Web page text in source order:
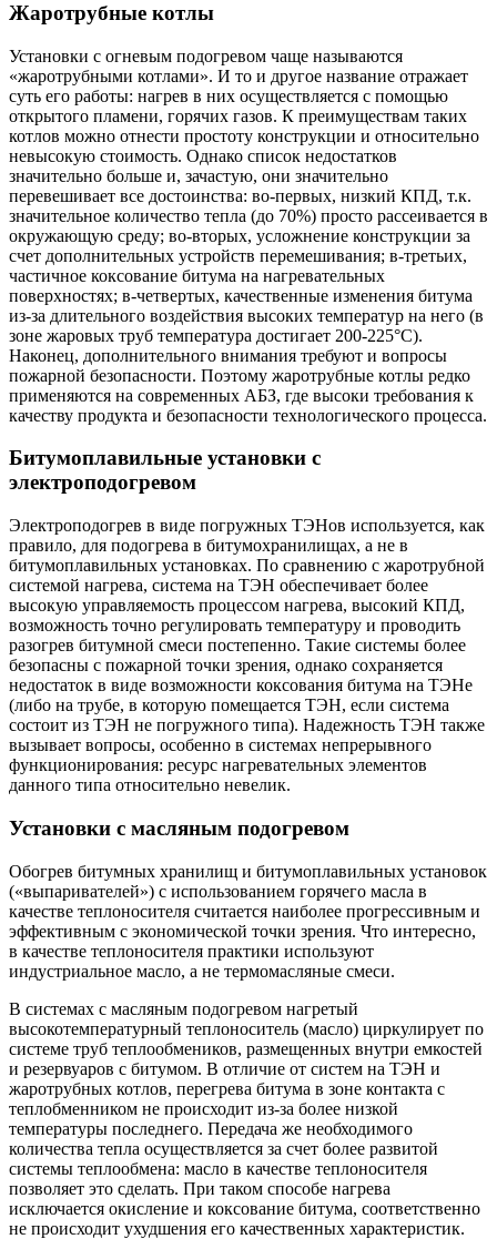
Жаротрубные котлы
Установки с огневым подогревом чаще называются
«жаротрубными котлами». И то и другое название отражает
суть его работы: нагрев в них осуществляется c помощью
открытого пламени, горячих газов. К преимуществам таких
котлов можно отнести простоту конструкции и относительно
невысокую стоимость. Однако список недостатков
значительно больше и, зачастую, они значительно
перевешивает все достоинства: во-первых, низкий КПД, т.к.
значительное количество тепла (до 70%) просто рассеивается в
окружающую среду; во-вторых, усложнение конструкции за
счет дополнительных устройств перемешивания; в-третьих,
частичное коксование битума на нагревательных
поверхностях; в-четвертых, качественные изменения битума
из-за длительного воздействия высоких температур на него (в
зоне жаровых труб температура достигает 200-225°С).
Наконец, дополнительного внимания требуют и вопросы
пожарной безопасности. Поэтому жаротрубные котлы редко
применяются на современных АБЗ, где высоки требования к
качеству продукта и безопасности технологического процесса.
Битумоплавильные установки с
электроподогревом
Электроподогрев в виде погружных ТЭНов используется, как
правило, для подогрева в битумохранилищах, а не в
битумоплавильных установках. По сравнению с жаротрубной
системой нагрева, система на ТЭН обеспечивает более
высокую управляемость процессом нагрева, высокий КПД,
возможность точно регулировать температуру и проводить
разогрев битумной смеси постепенно. Такие системы более
безопасны с пожарной точки зрения, однако сохраняется
недостаток в виде возможности коксования битума на ТЭНе
(либо на трубе, в которую помещается ТЭН, если система
состоит из ТЭН не погружного типа). Надежность ТЭН также
вызывает вопросы, особенно в системах непрерывного
функционирования: ресурс нагревательных элементов
данного типа относительно невелик.
Установки с масляным подогревом
Обогрев битумных хранилищ и битумоплавильных установок
(«выпаривателей») с использованием горячего масла в
качестве теплоносителя считается наиболее прогрессивным и
эффективным с экономической точки зрения. Что интересно,
в качестве теплоносителя практики используют
индустриальное масло, а не термомасляные смеси.
В системах с масляным подогревом нагретый
высокотемпературный теплоноситель (масло) циркулирует по
системе труб теплообмеников, размещенных внутри емкостей
и резервуаров с битумом. В отличие от систем на ТЭН и
жаротрубных котлов, перегрева битума в зоне контакта с
теплобменником не происходит из-за более низкой
температуры последнего. Передача же необходимого
количества тепла осуществляется за счет более развитой
системы теплообмена: масло в качестве теплоносителя
позволяет это сделать. При таком способе нагрева
исключается окисление и коксование битума, соответственно
не происходит ухудшения его качественных характеристик.